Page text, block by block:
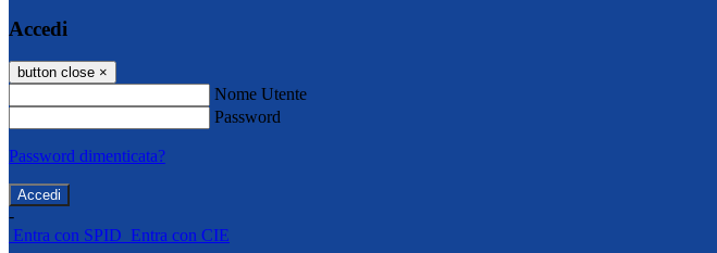
Accedi
button close ×
Nome Utente
Password
Password dimenticata?
-
Entra con SPID Entra con CIE